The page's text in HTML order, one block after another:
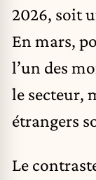
2026, soit
En mars,
l’un des
le secteur,
étrangers
Le